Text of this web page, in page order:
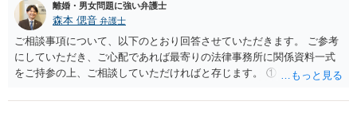
離婚・男女問題に強い弁護士
森本 偲音 弁護士
ご相談事項について、以下のとおり回答させていただきます。 ご参考
にしていただき、ご心配であれば最寄りの法律事務所に関係資料一式
をご持参の上、ご相談していただければと存じます。 ① このLINEの
される可能性はあるのか ⇒LINEを含む１００万円の貸付に至るまでの